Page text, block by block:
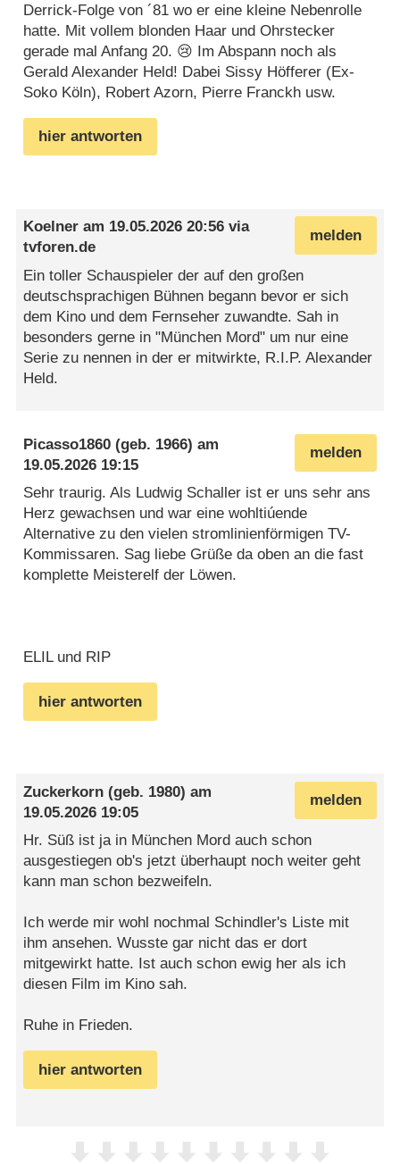
Derrick-Folge von ´81 wo er eine kleine Nebenrolle
hatte. Mit vollem blonden Haar und Ohrstecker
gerade mal Anfang 20. 😢 Im Abspann noch als
Gerald Alexander Held! Dabei Sissy Höfferer (Ex-
Soko Köln), Robert Azorn, Pierre Franckh usw.
hier antworten
melden
Koelner am 19.05.2026 20:56 via
tvforen.de
Ein toller Schauspieler der auf den großen
deutschsprachigen Bühnen begann bevor er sich
dem Kino und dem Fernseher zuwandte. Sah in
besonders gerne in "München Mord" um nur eine
Serie zu nennen in der er mitwirkte, R.I.P. Alexander
Held.
melden
Picasso1860 (geb. 1966) am
19.05.2026 19:15
Sehr traurig. Als Ludwig Schaller ist er uns sehr ans
Herz gewachsen und war eine wohltiúende
Alternative zu den vielen stromlinienförmigen TV-
Kommissaren. Sag liebe Grüße da oben an die fast
komplette Meisterelf der Löwen.
ELIL und RIP
hier antworten
melden
Zuckerkorn (geb. 1980) am
19.05.2026 19:05
Hr. Süß ist ja in München Mord auch schon
ausgestiegen ob's jetzt überhaupt noch weiter geht
kann man schon bezweifeln.
Ich werde mir wohl nochmal Schindler's Liste mit
ihm ansehen. Wusste gar nicht das er dort
mitgewirkt hatte. Ist auch schon ewig her als ich
diesen Film im Kino sah.
Ruhe in Frieden.
hier antworten